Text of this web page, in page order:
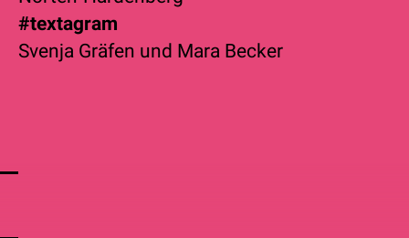
#textagram
Svenja Gräfen und Mara Becker